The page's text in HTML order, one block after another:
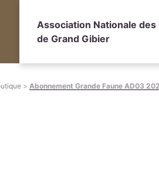
Association Nationale
de Grand Gibier
> Abonnement Grande Faune AD03